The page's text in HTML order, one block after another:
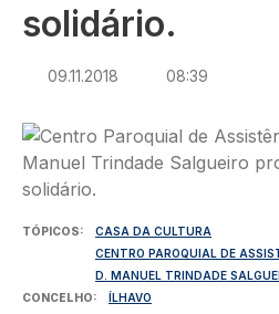
solidário.
09.11.2018 08:39
Imagem
TÓPICOS
CASA DA CULTURA
CENTRO PAROQUIAL DE
D. MANUEL TRINDADE
CONCELHO
ÍLHAVO